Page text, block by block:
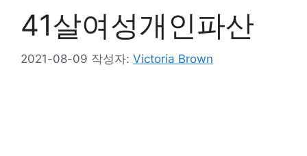
41살여성개인파산
2021-08-09 작성자: Victoria Brown